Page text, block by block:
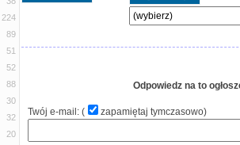
224
89
51
52
88
30
32
20
Odpowiedz na to
Twój e-mail: ( zapamiętaj tymczasowo)